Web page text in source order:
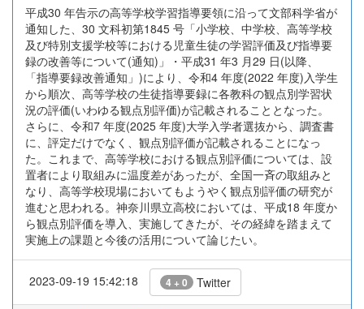
平成30 年告示の高等学校学習指導要領に沿って文部科学省が
通知した、30 文科初第1845 号「小学校、中学校、高等学校
及び特別支援学校等における児童生徒の学習評価及び指導要
録の改善等について(通知)」・平成31 年3 月29 日(以降、
「指導要録改善通知」)により、令和4 年度(2022 年度)入学生
から順次、高等学校の生徒指導要録に各教科の観点別学習状
況の評価(いわゆる観点別評価)が記載されることとなった。
さらに、令和7 年度(2025 年度)大学入学者選抜から、調査書
に、評定だけでなく、観点別評価が記載されることになっ
た。これまで、高等学校における観点別評価については、設
置者により取組みに温度差があったが、全国一斉の取組みと
なり、高等学校現場においてもようやく観点別評価の研究が
進むと思われる。神奈川県立高校においては、平成18 年度か
ら観点別評価を導入、実施してきたが、その経緯を踏まえて
実施上の課題と今後の活用について論じたい。
2023-09-19 15:42:18 4 + 0 Twitter